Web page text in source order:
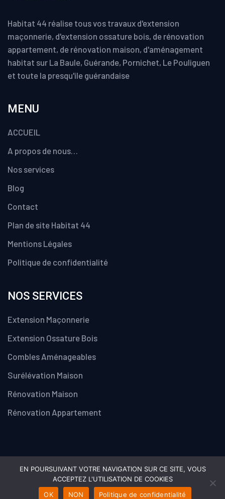
Habitat 44 réalise tous vos travaux d'extension
maçonnerie, d'extension ossature bois, de rénovation
appartement, de rénovation maison, d'aménagement
habitat sur La Baule, Guérande, Pornichet, Le Pouliguen
et toute la presqu'ile guérandaise
MENU
ACCUEIL
A propos de nous…
Nos services
Blog
Contact
Plan de site Habitat 44
Mentions Légales
Politique de confidentialité
NOS SERVICES
Extension Maçonnerie
Extension Ossature Bois
Combles Aménageables
Surélévation Maison
Rénovation Maison
Rénovation Appartement
© Copyright 2024 . Tous droits réservés
EN POURSUIVANT VOTRE NAVIGATION SUR CE SITE, VOUS
ACCEPTEZ L'UTILISATION DE COOKIES
OK
NON Politique de confidentialité